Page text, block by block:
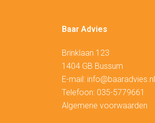
Baar Advies
Brinklaan 123
1404 GB Bussum
E-mail: info@baaradvies.nl
Telefoon: 035-5779661
Algemene voorwaarden